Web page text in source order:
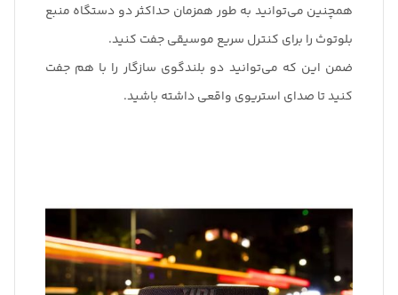
همچنین می‌توانید به طور همزمان حداکثر دو دستگاه منبع
بلوتوث را برای کنترل سریع موسیقی جفت کنید.
ضمن این که می‌توانید دو بلندگوی سازگار را با هم جفت
کنید تا صدای استریوی واقعی داشته باشید.